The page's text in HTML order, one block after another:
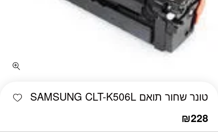
טונר שחור תואם SAMSUNG CLT-K506L
₪228